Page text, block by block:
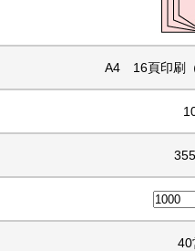
A4 16頁印刷（
40